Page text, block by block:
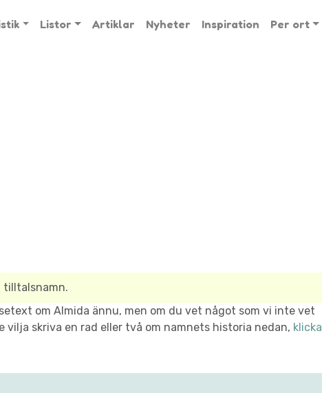
Listor Artiklar Nyheter Inspiration Per ort
tilltalsnamn.
om Almida ännu, men om du vet något som vi inte vet
vilja skriva en rad eller två om namnets historia nedan, klicka